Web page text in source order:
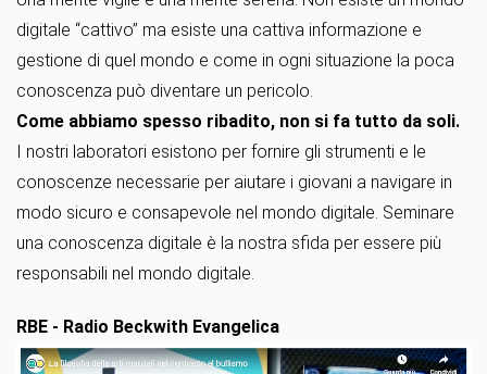
digitale “cattivo” ma esiste una cattiva informazione e
gestione di quel mondo e come in ogni situazione la poca
conoscenza può diventare un pericolo.
Come abbiamo spesso ribadito, non si fa tutto da soli.
I nostri laboratori esistono per fornire gli strumenti e le
conoscenze necessarie per aiutare i giovani a navigare in
modo sicuro e consapevole nel mondo digitale. Seminare
una conoscenza digitale è la nostra sfida per essere più
responsabili nel mondo digitale.
RBE - Radio Beckwith Evangelica